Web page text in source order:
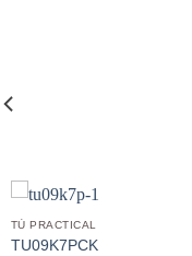
TỦ PRACTICAL
TU09K7PCK